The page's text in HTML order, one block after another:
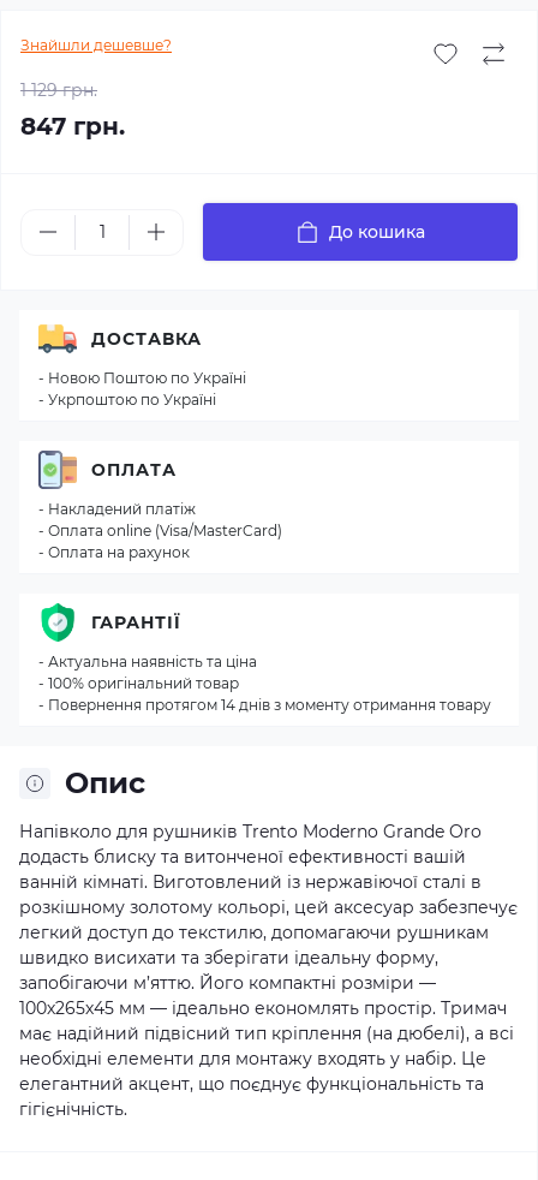
Знайшли дешевше?
1 129 грн.
847 грн.
До кошика
Опис
Напівколо для рушників Trento Moderno Grande Oro
додасть блиску та витонченої ефективності вашій
ванній кімнаті. Виготовлений із нержавіючої сталі в
розкішному золотому кольорі, цей аксесуар забезпечує
легкий доступ до текстилю, допомагаючи рушникам
швидко висихати та зберігати ідеальну форму,
запобігаючи м’яттю. Його компактні розміри —
100х265х45 мм — ідеально економлять простір. Тримач
має надійний підвісний тип кріплення (на дюбелі), а всі
необхідні елементи для монтажу входять у набір. Це
елегантний акцент, що поєднує функціональність та
гігієнічність.
ДОСТАВКА
- Новою Поштою по Україні
- Укрпоштою по Україні
ОПЛАТА
- Накладений платіж
- Оплата online (Visa/MasterCard)
- Оплата на рахунок
ГАРАНТІЇ
- Актуальна наявність та ціна
- 100% оригінальний товар
- Повернення протягом 14 днів з моменту отримання товару